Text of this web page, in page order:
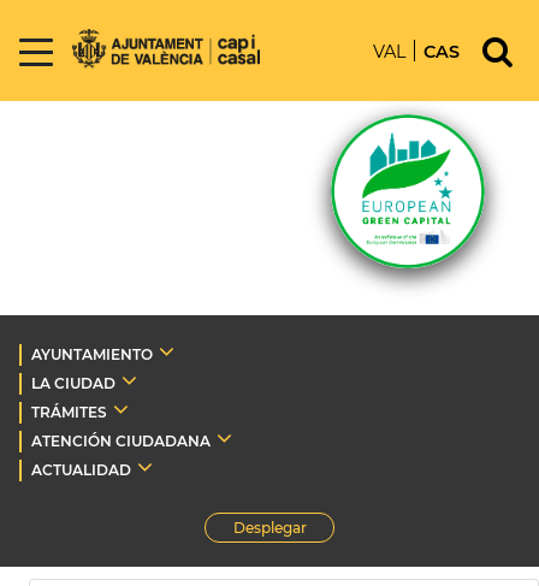
VAL CAS
AYUNTAMIENTO
LA CIUDAD
TRÁMITES
ATENCIÓN CIUDADANA
ACTUALIDAD
Desplegar